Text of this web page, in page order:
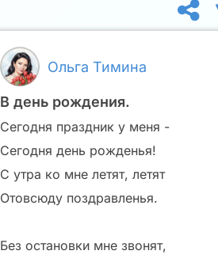
Ольга Тимина
В день рождения.
Сегодня праздник у меня -
Сегодня день рожденья!
С утра ко мне летят, летят
Отовсюду поздравленья.
Без остановки мне звонят,